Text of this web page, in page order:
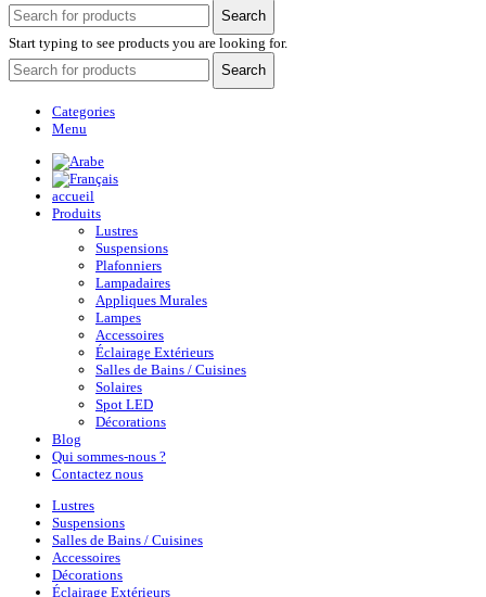
Search
Start typing to see products you are looking for.
Search
Categories
Menu
accueil
Produits
Lustres
Suspensions
Plafonniers
Lampadaires
Appliques Murales
Lampes
Accessoires
Éclairage Extérieurs
Salles de Bains / Cuisines
Solaires
Spot LED
Décorations
Blog
Qui sommes-nous ?
Contactez nous
Lustres
Suspensions
Salles de Bains / Cuisines
Accessoires
Décorations
Éclairage Extérieurs